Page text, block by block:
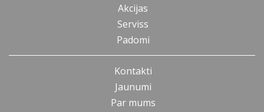
Akcijas
Serviss
Padomi
Kontakti
Jaunumi
Par mums